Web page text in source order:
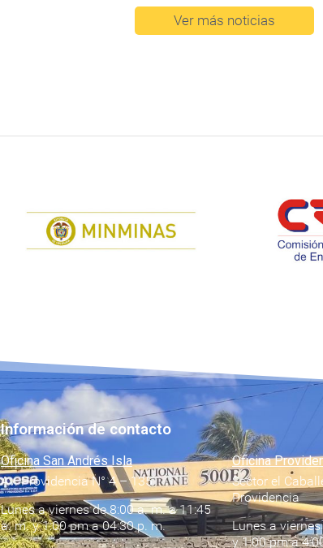
Ver más noticias
Información de contacto
Oficina San Andrés Isla
Av. Providencia N° 4 – 135
Lunes a viernes de 8:00 a. m. a 11:45
a. m. y 1:00 pm a 04:30 p. m.
Oficina
Sector el
Providencia
Lunes a
y 1:00 pm a